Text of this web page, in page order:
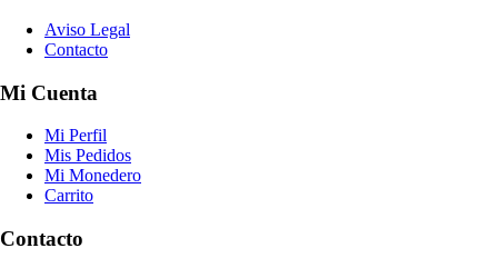
Aviso Legal
Contacto
Mi Cuenta
Mi Perfil
Mis Pedidos
Mi Monedero
Carrito
Contacto